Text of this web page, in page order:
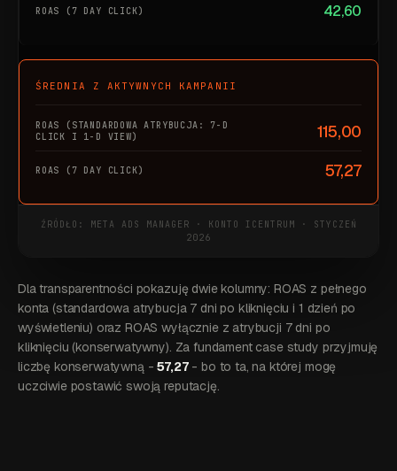
42,60
ŚREDNIA Z AKTYWNYCH KAMPANII
115,00
57,27
ŹRÓDŁO: META ADS MANAGER · KONTO ICENTRUM · STYCZEŃ
2026
Dla transparentności pokazuję dwie kolumny: ROAS z pełnego
konta (standardowa atrybucja 7 dni po kliknięciu i 1 dzień po
wyświetleniu) oraz ROAS wyłącznie z atrybucji 7 dni po
kliknięciu (konserwatywny). Za fundament case study przyjmuję
liczbę konserwatywną -57,27- bo to ta, na której mogę
uczciwie postawić swoją reputację.